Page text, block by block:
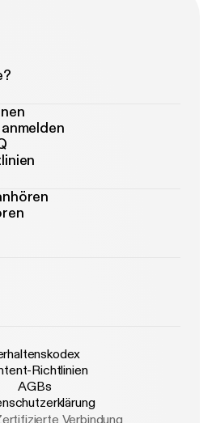
Richtlinien
AGBs
Verbindung